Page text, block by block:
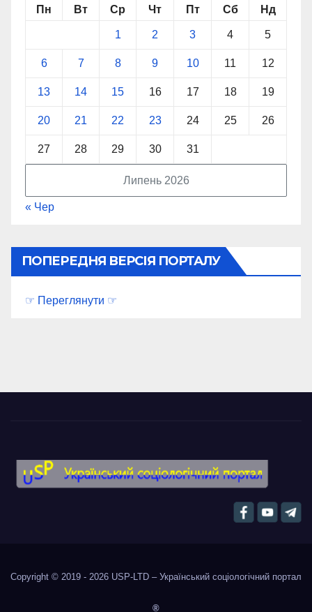
Липень 2026
Пн Вт Ср Чт Пт Сб Нд
1 2 3 4 5
6 7 8 9 10 11 12
13 14 15 16 17 18 19
20 21 22 23 24 25 26
27 28 29 30 31
« Чер
ПОПЕРЕДНЯ ВЕРСІЯ ПОРТАЛУ
☞ Переглянути ☞
Copyright © 2019 - 2026 USP-LTD – Український соціологічний портал
®